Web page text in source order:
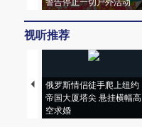
视听推荐
俄罗斯情侣徒手爬上纽约
帝国大厦塔尖 悬挂横幅高
空求婚